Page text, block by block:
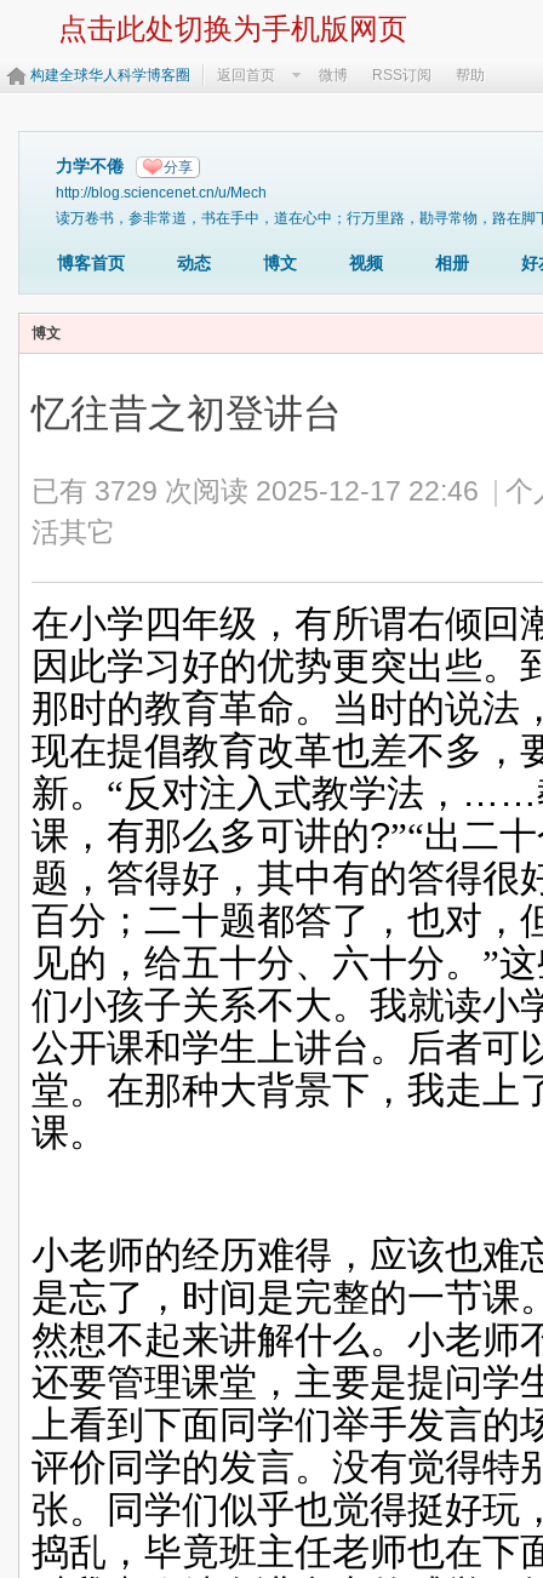
点击此处切换为手机版网页
构建全球华人科学博客圈 返回首页 微博 RSS订阅 帮助
力学不倦 分享
http://blog.sciencenet.cn/u/Mech
读万卷书，参非常道，书在手中，道在心中；行万里路，勘寻常物，路在
博客首页 动态 博文 视频 相册 好
博文
忆往昔之初登讲台
已有 3729 次阅读 2025-12-17 22:46
个
活其它
在小学四年级，有所谓右倾回
因此学习好的优势更突出些。
那时的教育革命。当时的说法
现在提倡教育改革也差不多，
新。“反对注入式教学法， ……
课，有那么多可讲的?”“出二
题，答得好，其中有的答得很
百分；二十题都答了，也对，
见的，给五十分、六十分。”
们小孩子关系不大。我就读小
公开课和学生上讲台。后者可
堂。在那种大背景下，我走上
课。
小老师的经历难得，应该也难
是忘了，时间是完整的一节课
然想不起来讲解什么。小老师
还要管理课堂，主要是提问学
上看到下面同学们举手发言
评价同学的发言。没有觉得特
张。同学们似乎也觉得挺好玩
捣乱，毕竟班主任老师也在下